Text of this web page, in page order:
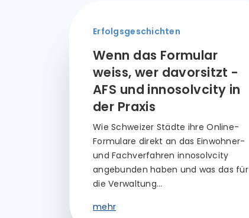
Erfolgsgeschichten
Wenn das Formular
weiss, wer davorsitzt -
AFS und innosolvcity in
der Praxis
Wie Schweizer Städte ihre Online-
Formulare direkt an das Einwohner-
und Fachverfahren innosolvcity
angebunden haben und was das für
die Verwaltung…
mehr